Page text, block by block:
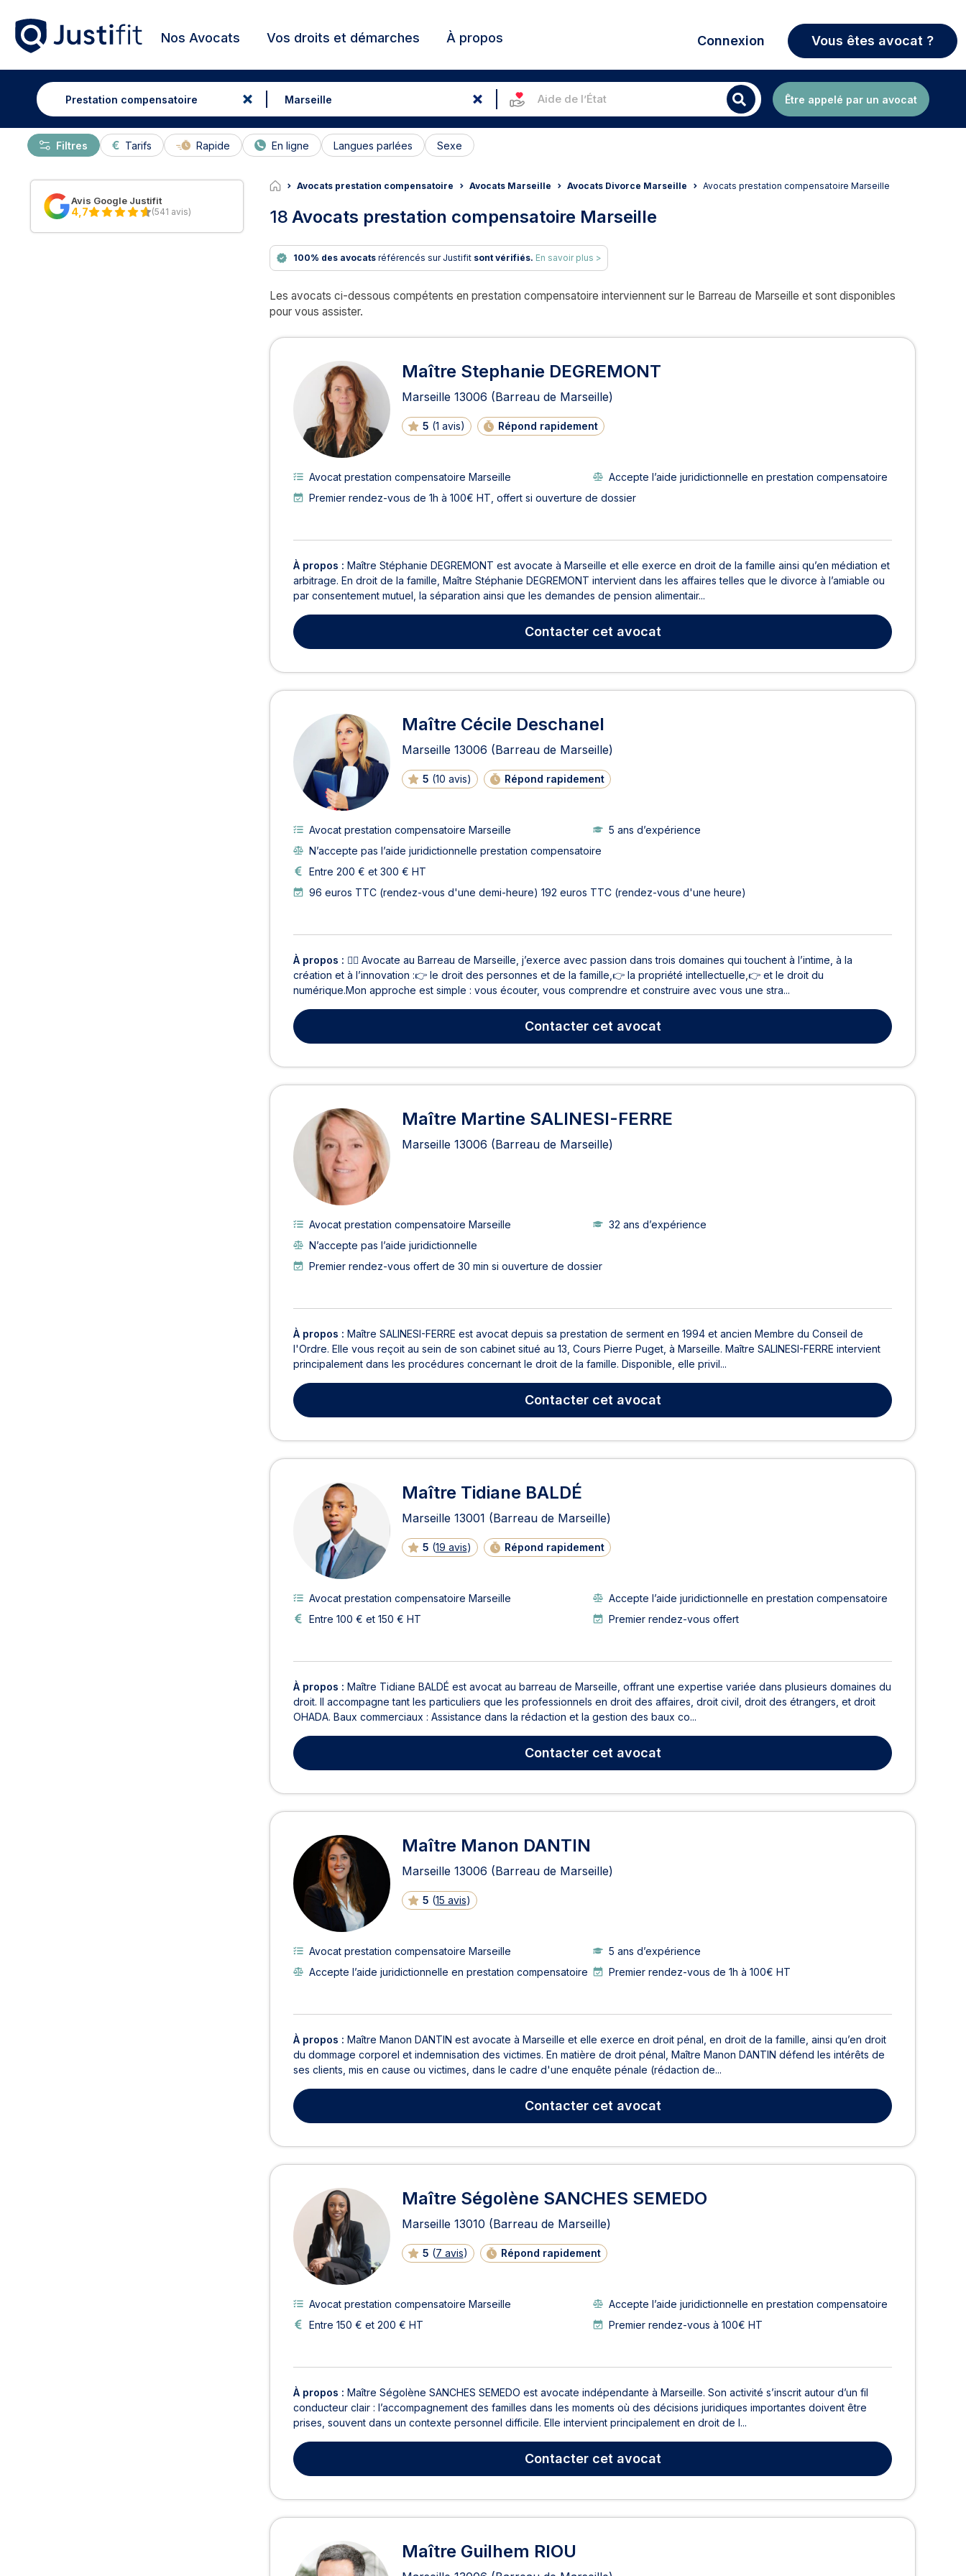
Nos Avocats Vos droits et démarches À propos Connexion Vous êtes avocat ?
Aide de l’État Être appelé par un avocat
Tarifs Rapide En ligne Langues parlées Sexe
Filtres
Avocats prestation compensatoire Avocats Marseille Avocats Divorce Marseille Avocats prestation compensatoire Marseille
18 Avocats prestation compensatoire Marseille
100% des avocats référencés sur Justifit sont vérifiés. En savoir plus >
Les avocats ci-dessous compétents en prestation compensatoire interviennent sur le Barreau de Marseille et sont disponibles
pour vous assister.
Avocats en prestation compensatoire à Marseille
Maître Stephanie DEGREMONT
Marseille 13006 (Barreau de Marseille)
5 (1 avis) Répond rapidement
Avocat prestation compensatoire Marseille
Accepte l’aide juridictionnelle en prestation compensatoire
Premier rendez-vous de 1h à 100€ HT, offert si ouverture de dossier
À propos : Maître Stéphanie DEGREMONT est avocate à Marseille et elle exerce en droit de la famille ainsi qu’en médiation et
arbitrage. En droit de la famille, Maître Stéphanie DEGREMONT intervient dans les affaires telles que le divorce à l’amiable ou
par consentement mutuel, la séparation ainsi que les demandes de pension alimentair...
Contactercet avocat
Maître Cécile Deschanel
Marseille 13006 (Barreau de Marseille)
5 (10 avis) Répond rapidement
Avocat prestation compensatoire Marseille
5 ans d’expérience
N’accepte pas l’aide juridictionnelle prestation compensatoire
Entre 200 € et 300 € HT
96 euros TTC (rendez-vous d'une demi-heure) 192 euros TTC (rendez-vous d'une heure)
À propos : 👩‍⚖️ Avocate au Barreau de Marseille, j’exerce avec passion dans trois domaines qui touchent à l’intime, à la
création et à l’innovation :👉 le droit des personnes et de la famille,👉 la propriété intellectuelle,👉 et le droit du
numérique.Mon approche est simple : vous écouter, vous comprendre et construire avec vous une stra...
Contactercet avocat
Maître Martine SALINESI-FERRE
Marseille 13006 (Barreau de Marseille)
Avocat prestation compensatoire Marseille
32 ans d’expérience
N’accepte pas l’aide juridictionnelle
Premier rendez-vous offert de 30 min si ouverture de dossier
À propos : Maître SALINESI-FERRE est avocat depuis sa prestation de serment en 1994 et ancien Membre du Conseil de
l'Ordre. Elle vous reçoit au sein de son cabinet situé au 13, Cours Pierre Puget, à Marseille. Maître SALINESI-FERRE intervient
principalement dans les procédures concernant le droit de la famille. Disponible, elle privil...
Contactercet avocat
Maître Tidiane BALDÉ
Marseille 13001 (Barreau de Marseille)
5 (19 avis) Répond rapidement
Avocat prestation compensatoire Marseille
Accepte l’aide juridictionnelle en prestation compensatoire
Entre 100 € et 150 € HT
Premier rendez-vous offert
À propos : Maître Tidiane BALDÉ est avocat au barreau de Marseille, offrant une expertise variée dans plusieurs domaines du
droit. Il accompagne tant les particuliers que les professionnels en droit des affaires, droit civil, droit des étrangers, et droit
OHADA. Baux commerciaux : Assistance dans la rédaction et la gestion des baux co...
Contactercet avocat
Maître Manon DANTIN
Marseille 13006 (Barreau de Marseille)
5 (15 avis)
Avocat prestation compensatoire Marseille
5 ans d’expérience
Accepte l’aide juridictionnelle en prestation compensatoire
Premier rendez-vous de 1h à 100€ HT
À propos : Maître Manon DANTIN est avocate à Marseille et elle exerce en droit pénal, en droit de la famille, ainsi qu’en droit
du dommage corporel et indemnisation des victimes. En matière de droit pénal, Maître Manon DANTIN défend les intérêts de
ses clients, mis en cause ou victimes, dans le cadre d'une enquête pénale (rédaction de...
Contactercet avocat
Maître Ségolène SANCHES SEMEDO
Marseille 13010 (Barreau de Marseille)
5 (7 avis) Répond rapidement
Avocat prestation compensatoire Marseille
Accepte l’aide juridictionnelle en prestation compensatoire
Entre 150 € et 200 € HT
Premier rendez-vous à 100€ HT
À propos : Maître Ségolène SANCHES SEMEDO est avocate indépendante à Marseille. Son activité s’inscrit autour d’un fil
conducteur clair : l’accompagnement des familles dans les moments où des décisions juridiques importantes doivent être
prises, souvent dans un contexte personnel difficile. Elle intervient principalement en droit de l...
Contactercet avocat
Maître Guilhem RIOU
Avis Google Justifit
4,7 (541 avis)